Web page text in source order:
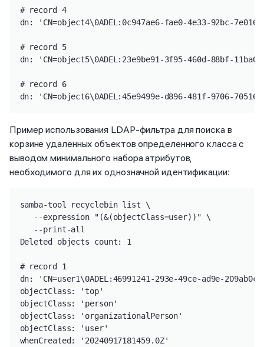
# record 4
dn: 'CN=object4\0ADEL:0c947ae6-fae0-4e33-92bc-
# record 5
dn: 'CN=object5\0ADEL:23e9be91-3f95-460d-88bf-
# record 6
dn: 'CN=object6\0ADEL:45e9499e-d896-481f-9706-
Пример использования LDAP-фильтра для поиска в
корзине удаленных объектов определенного класса с
выводом минимального набора атрибутов,
необходимого для их однозначной идентификации:
samba-tool recyclebin list \
   --expression "(&(objectClass=user))" \
   --print-all
Deleted objects count: 1
# record 1
dn: 'CN=user1\0ADEL:46991241-293e-49ce-ad9e-
objectClass: 'top'
objectClass: 'person'
objectClass: 'organizationalPerson'
objectClass: 'user'
whenCreated: '20240917181459.0Z'